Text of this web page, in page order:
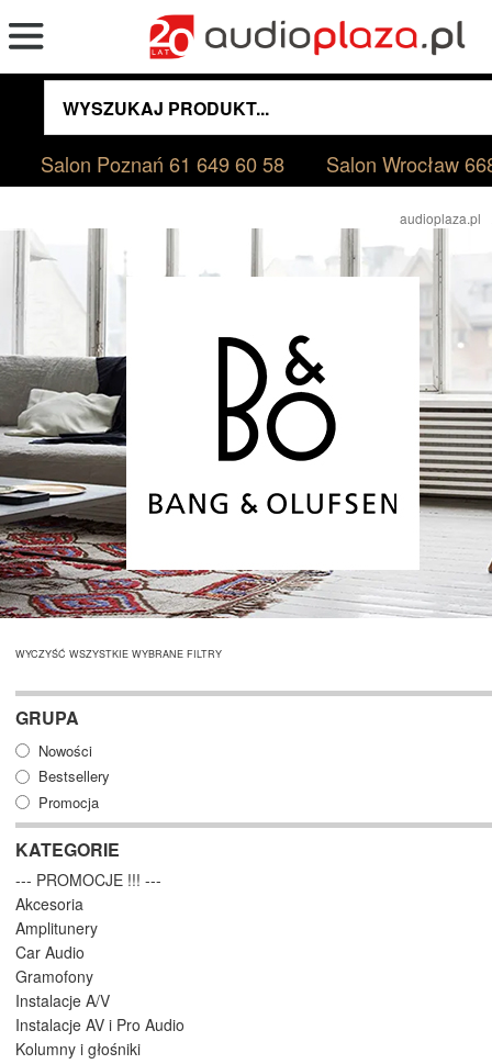
Salon Poznań61 649 60 58 Salon Wrocław
audioplaza.pl
WYCZYŚĆ WSZYSTKIE WYBRANE FILTRY
GRUPA
Nowości
Bestsellery
Promocja
KATEGORIE
--- PROMOCJE !!! ---
Akcesoria
Amplitunery
Car Audio
Gramofony
Instalacje A/V
Instalacje AV i Pro Audio
Kolumny i głośniki